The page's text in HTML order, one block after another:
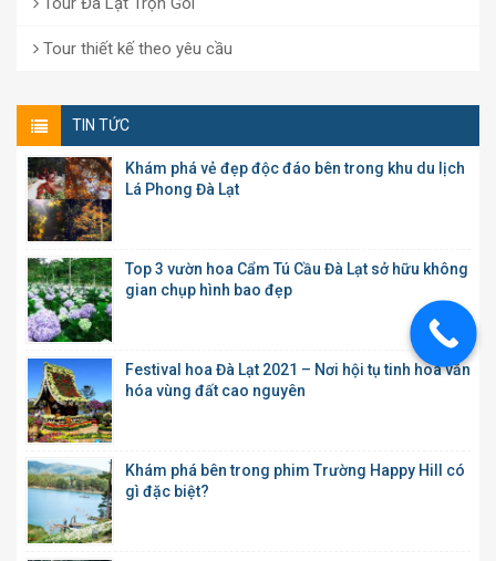
Tour thiết kế theo yêu cầu
TIN TỨC
Khám phá vẻ đẹp độc đáo bên trong khu du lịch
Lá Phong Đà Lạt
Top 3 vườn hoa Cẩm Tú Cầu Đà Lạt sở hữu không
gian chụp hình bao đẹp
Festival hoa Đà Lạt 2021 – Nơi hội tụ tinh hoa văn
hóa vùng đất cao nguyên
Khám phá bên trong phim Trường Happy Hill có
gì đặc biệt?